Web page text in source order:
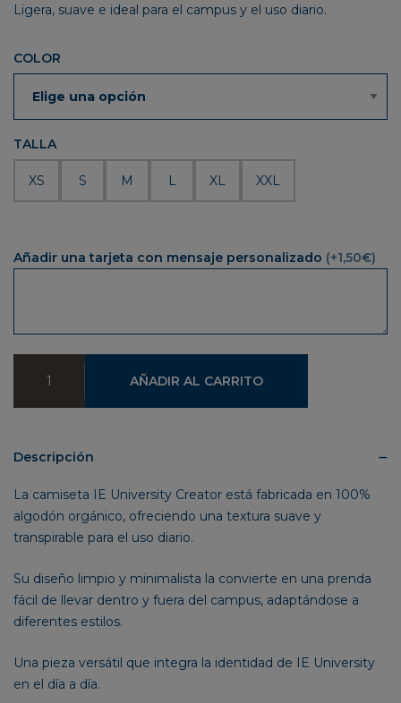
Ligera, suave e ideal para el campus y el uso diario.
COLOR
TALLA
XS S M L XL XXL
Añadir una tarjeta con mensaje personalizado (+1,50€)
University
cantidad
AÑADIR AL CARRITO
Descripción
La camiseta IE University Creator está fabricada en 100%
algodón orgánico, ofreciendo una textura suave y
transpirable para el uso diario.
Su diseño limpio y minimalista la convierte en una prenda
fácil de llevar dentro y fuera del campus, adaptándose a
diferentes estilos.
Una pieza versátil que integra la identidad de IE University
en el día a día.